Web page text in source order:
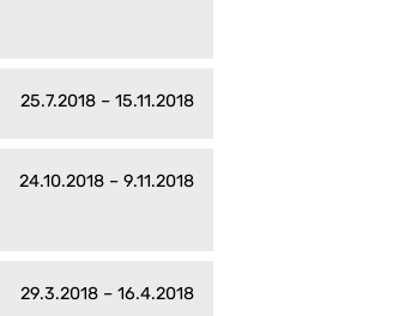
25.7.2018 – 15.11.2018
24.10.2018 – 9.11.2018
29.3.2018 – 16.4.2018